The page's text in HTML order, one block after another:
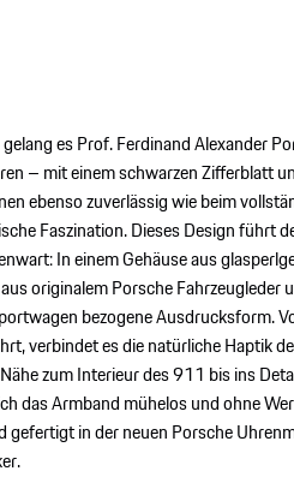
es Prof. Ferdinand Alexander
– mit einem schwarzen Zifferblatt
ebenso zuverlässig wie beim
Faszination. Dieses Design führt
In einem Gehäuse aus
originalem Porsche Fahrzeugleder
bezogene Ausdrucksform.
verbindet es die natürliche Haptik
zum Interieur des 911 bis ins
das Armband mühelos und ohne
in der neuen Porsche